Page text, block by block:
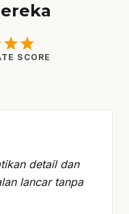
starstar
SCORE
detail dan
lancar tanpa